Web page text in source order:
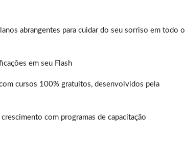
abrangentes para cuidar do seu sorriso em todo o
em seu Flash
cursos 100% gratuitos, desenvolvidos pela
com programas de capacitação